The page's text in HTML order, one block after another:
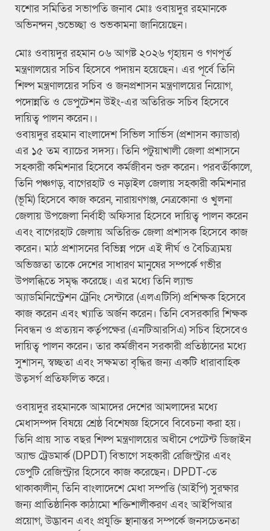
যশোর সমিতির সভাপতি জনাব মোঃ ওবায়দুর রহমানকে
অভিনন্দন ,শুভেচ্ছা ও শুভকামনা জানিয়েছেন।
মোঃ ওবায়দুর রহমান ০৬ আগষ্ট ২০২৬ গৃহায়ন ও গণপূর্ত
মন্ত্রণালয়ের সচিব হিসেবে পদায়ন হয়েছেন। এর পূর্বে তিনি
শিল্প মন্ত্রণালয়ের সচিব ও জনপ্রশাসন মন্ত্রণালয়ের নিয়োগ,
পদোন্নতি ও ডেপুটেশন উইং-এর অতিরিক্ত সচিব হিসেবে
দায়িত্ব পালন করেন।।
ওবায়দুর রহমান বাংলাদেশ সিভিল সার্ভিস (প্রশাসন ক্যাডার)
এর ১৫ তম ব্যাচের সদস্য। তিনি পটুয়াখালী জেলা প্রশাসনে
সহকারী কমিশনার হিসেবে কর্মজীবন শুরু করেন। পরবর্তীকালে,
তিনি পঞ্চগড়, বাগেরহাট ও নড়াইল জেলায় সহকারী কমিশনার
(ভূমি) হিসেবে কাজ করেন, নারায়ণগঞ্জ, নেত্রকোনা ও খুলনা
জেলায় উপজেলা নির্বাহী অফিসার হিসেবে দায়িত্ব পালন করেন
এবং বাগেরহাট জেলায় অতিরিক্ত জেলা প্রশাসক হিসেবে কাজ
করেন। মাঠ প্রশাসনের বিভিন্ন পদে এই দীর্ঘ ও বৈচিত্র্যময়
অভিজ্ঞতা তাকে দেশের সাধারণ মানুষের সম্পর্কে গভীর
উপলব্ধিতে সমৃদ্ধ করেছে। এর মধ্যে তিনি ল্যান্ড
অ্যাডমিনিস্ট্রেশন ট্রেনিং সেন্টারে (এলএটিসি) প্রশিক্ষক হিসেবে
কাজ করেন এবং খ্যাতি অর্জন করেন। তিনি বেসরকারি শিক্ষক
নিবন্ধন ও প্রত্যয়ন কর্তৃপক্ষের (এনটিআরসিএ) সচিব হিসেবেও
দায়িত্ব পালন করেন। তার কর্মজীবন সরকারী প্রতিষ্ঠানের মধ্যে
সুশাসন, স্বচ্ছতা এবং সক্ষমতা বৃদ্ধির জন্য একটি ধারাবাহিক
উত্সর্গ প্রতিফলিত করে।
ওবায়দুর রহমানকে আমাদের দেশের আমলাদের মধ্যে
মেধাসম্পদ বিষয়ে শ্রেষ্ঠ বিশেষজ্ঞ হিসেবে বিবেচনা করা হয়।
তিনি প্রায় সাত বছর শিল্প মন্ত্রণালয়ের অধীনে পেটেন্ট ডিজাইন
অ্যান্ড ট্রেডমার্ক (DPDT) বিভাগে সহকারী রেজিস্ট্রার এবং
ডেপুটি রেজিস্ট্রার হিসেবে কাজ করেছেন। DPDT-তে
থাকাকালীন, তিনি বাংলাদেশে মেধা সম্পত্তি (আইপি) সুরক্ষার
জন্য প্রাতিষ্ঠানিক কাঠামো শক্তিশালীকরণ এবং আইপিআর
প্রয়োগ, উদ্ভাবন এবং প্রযুক্তি স্থানান্তর সম্পর্কে জনসচেতনতা